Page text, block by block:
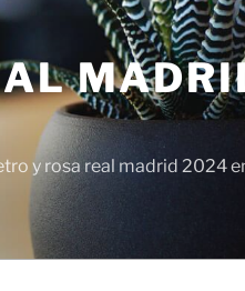
y rosa real madrid 2024